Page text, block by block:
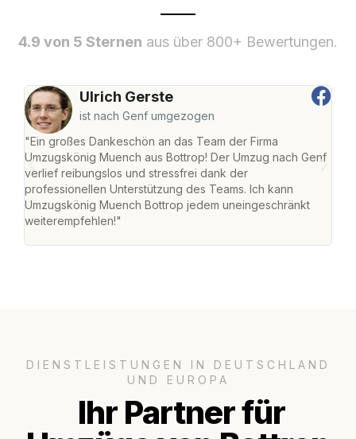
4.9 von 5 Sternen aus über 800+ Bewertungen.
Ulrich Gerste
ist nach Genf umgezogen
"Ein großes Dankeschön an das Team der Firma
Umzugskönig Muench aus Bottrop! Der Umzug nach Genf
verlief reibungslos und stressfrei dank der
professionellen Unterstützung des Teams. Ich kann
Umzugskönig Muench Bottrop jedem uneingeschränkt
weiterempfehlen!"
DIENSTLEISTUNGEN IN DEUTSCHLAND
UND EUROPA
Ihr Partner für